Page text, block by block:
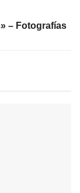
– Fotografías